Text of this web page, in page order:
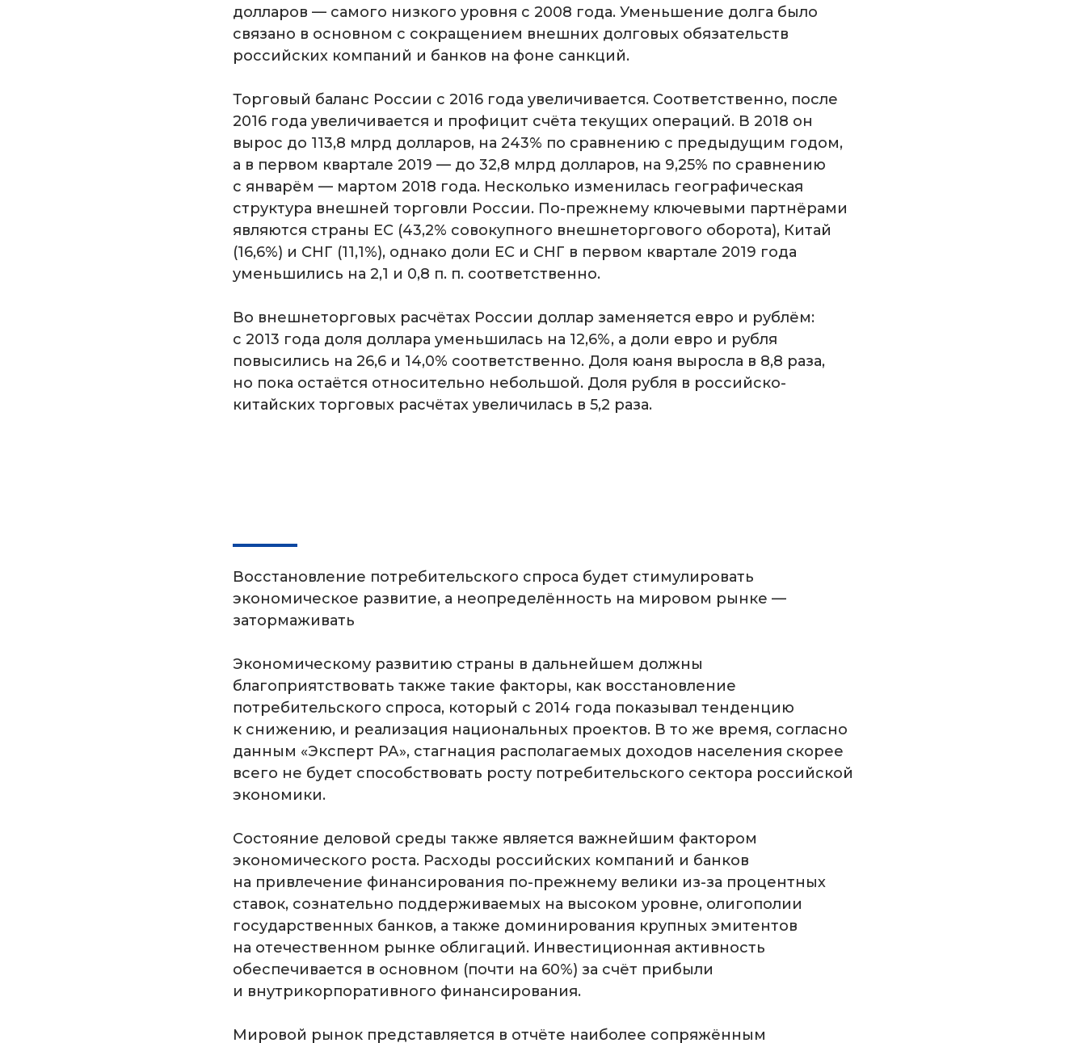
долларов — самого низкого уровня с 2008 года. Уменьшение долга было
связано в основном с сокращением внешних долговых обязательств
российских компаний и банков на фоне санкций.
Торговый баланс России с 2016 года увеличивается. Соответственно, после
2016 года увеличивается и профицит счёта текущих операций. В 2018 он
вырос до 113,8 млрд долларов, на 243% по сравнению с предыдущим годом,
а в первом квартале 2019 — до 32,8 млрд долларов, на 9,25% по сравнению
с январём — мартом 2018 года. Несколько изменилась географическая
структура внешней торговли России. По-прежнему ключевыми партнёрами
являются страны ЕС (43,2% совокупного внешнеторгового оборота), Китай
(16,6%) и СНГ (11,1%), однако доли ЕС и СНГ в первом квартале 2019 года
уменьшились на 2,1 и 0,8 п. п. соответственно.
Во внешнеторговых расчётах России доллар заменяется евро и рублём:
с 2013 года доля доллара уменьшилась на 12,6%, а доли евро и рубля
повысились на 26,6 и 14,0% соответственно. Доля юаня выросла в 8,8 раза,
но пока остаётся относительно небольшой. Доля рубля в российско-
китайских торговых расчётах увеличилась в 5,2 раза.
Восстановление потребительского спроса будет стимулировать
экономическое развитие, а неопределённость на мировом рынке —
затормаживать
Экономическому развитию страны в дальнейшем должны
благоприятствовать также такие факторы, как восстановление
потребительского спроса, который с 2014 года показывал тенденцию
к снижению, и реализация национальных проектов. В то же время, согласно
данным «Эксперт РА», стагнация располагаемых доходов населения скорее
всего не будет способствовать росту потребительского сектора российской
экономики.
Состояние деловой среды также является важнейшим фактором
экономического роста. Расходы российских компаний и банков
на привлечение финансирования по-прежнему велики из-за процентных
ставок, сознательно поддерживаемых на высоком уровне, олигополии
государственных банков, а также доминирования крупных эмитентов
на отечественном рынке облигаций. Инвестиционная активность
обеспечивается в основном (почти на 60%) за счёт прибыли
и внутрикорпоративного финансирования.
Мировой рынок представляется в отчёте наиболее сопряжённым